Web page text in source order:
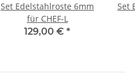
Set Edelstahlroste 6mm
für CHEF-L
129,00 € *
Set